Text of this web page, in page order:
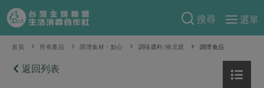
搜尋
選單
產品分類
當季蔬果
食譜料理
首頁 所有產品 調理食材・點心 調味醬料/南北貨 調理食品
返回列表